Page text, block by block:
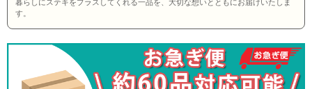
暮らしにステキをプラスしてくれる一品を、大切な想いとともにお届けいたしま
す。